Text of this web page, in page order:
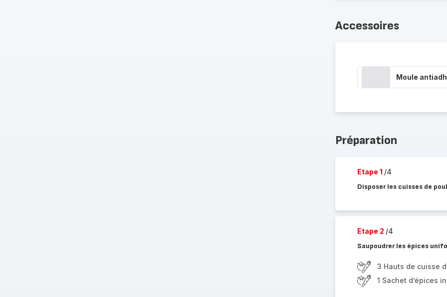
Accessoires
Moule
Préparation
Etape 1 /4
Disposer les cuisses de
Etape 2 /4
Saupoudrer les épices
3 Hauts de cuisse
1 Sachet d’épices